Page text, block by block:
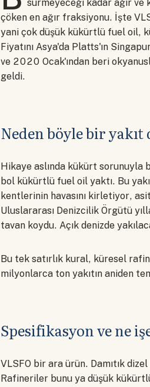
sürmeyeceği kadar ağır ve
çöken en ağır fraksiyonu. İşte
yani çok düşük kükürtlü fuel oil,
Fiyatını Asya'da Platts'ın
ve 2020 Ocak'ından beri
geldi.
Neden böyle bir yakıt
Hikaye aslında kükürt sorunuyla
bol kükürtlü fuel oil yaktı. Bu
kentlerinin havasını kirletiyor,
Uluslararası Denizcilik Örgütü
tavan koydu. Açık denizde
Bu tek satırlık kural, küresel
milyonlarca ton yakıtın aniden
Spesifikasyon ve ne
VLSFO bir ara ürün. Damıtık
Rafineriler bunu ya düşük